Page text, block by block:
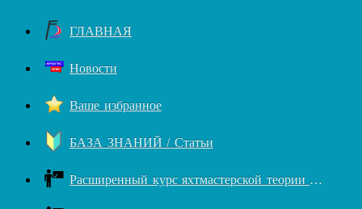
ГЛАВНАЯ
Новости
Ваше избранное
БАЗА ЗНАНИЙ / Статьи
Расширенный курс яхтмастерской теории RYA++